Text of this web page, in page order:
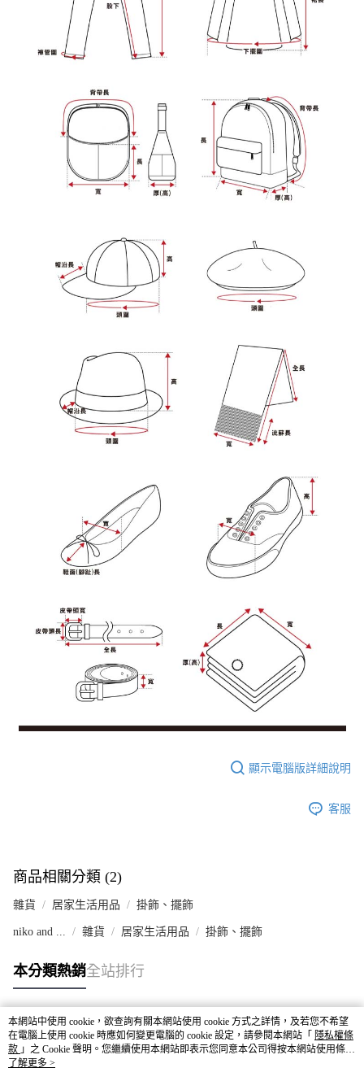
顯示電腦版詳細說明
客服
商品相關分類 (2)
雜貨 居家生活用品 掛飾、擺飾
niko and ... 雜貨 居家生活用品 掛飾、擺飾
本分類熱銷全站排行
熱門標籤
本網站中使用 cookie，欲查詢有關本網站使用 cookie 方式之詳情，及若您不希望
在電腦上使用 cookie 時應如何變更電腦的 cookie 設定，請參閱本網站「 隱私權條
款 」之 Cookie 聲明。您繼續使用本網站即表示您同意本公司得按本網站使用條款
之 Cookie 聲明使用 cookie。
了解更多 >